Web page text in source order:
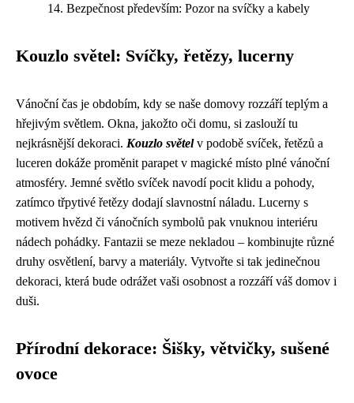
Bezpečnost především: Pozor na svíčky a kabely
Kouzlo světel: Svíčky, řetězy, lucerny
Vánoční čas je obdobím, kdy se naše domovy rozzáří teplým a
hřejivým světlem. Okna, jakožto oči domu, si zaslouží tu
nejkrásnější dekoraci. Kouzlo světelv podobě svíček, řetězů a
luceren dokáže proměnit parapet v magické místo plné vánoční
atmosféry. Jemné světlo svíček navodí pocit klidu a pohody,
zatímco třpytivé řetězy dodají slavnostní náladu. Lucerny s
motivem hvězd či vánočních symbolů pak vnuknou interiéru
nádech pohádky. Fantazii se meze nekladou – kombinujte různé
druhy osvětlení, barvy a materiály. Vytvořte si tak jedinečnou
dekoraci, která bude odrážet vaši osobnost a rozzáří váš domov i
duši.
Přírodní dekorace: Šišky, větvičky, sušené
ovoce